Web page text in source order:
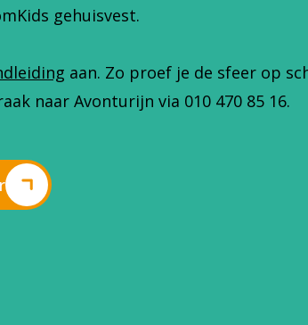
naar Avonturijn via 010 470 85 16.